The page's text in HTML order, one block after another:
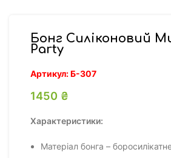
Бонг Силіконовий
Party
Артикул:Б-307
1450 ₴
Характеристики:
Матеріал бонга –